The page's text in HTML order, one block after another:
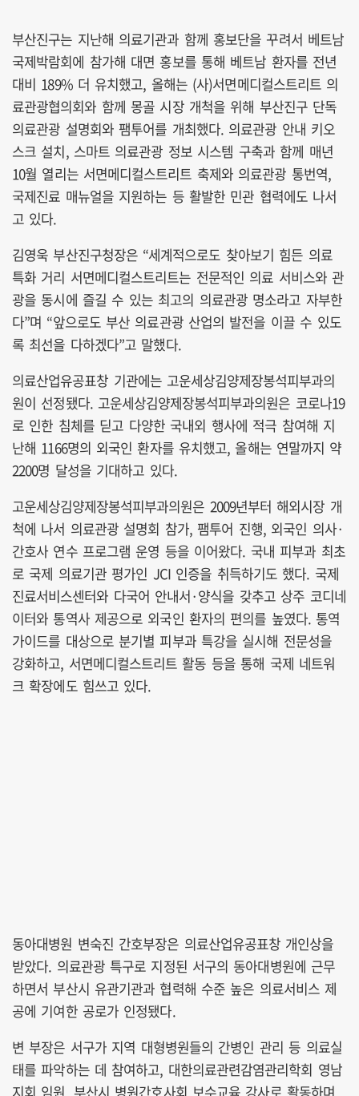
부산진구는 지난해 의료기관과 함께 홍보단을 꾸려서 베트남
국제박람회에 참가해 대면 홍보를 통해 베트남 환자를 전년
대비 189% 더 유치했고, 올해는 (사)서면메디컬스트리트 의
료관광협의회와 함께 몽골 시장 개척을 위해 부산진구 단독
의료관광 설명회와 팸투어를 개최했다. 의료관광 안내 키오
스크 설치, 스마트 의료관광 정보 시스템 구축과 함께 매년
10월 열리는 서면메디컬스트리트 축제와 의료관광 통번역,
국제진료 매뉴얼을 지원하는 등 활발한 민관 협력에도 나서
고 있다.
김영욱 부산진구청장은 “세계적으로도 찾아보기 힘든 의료
특화 거리 서면메디컬스트리트는 전문적인 의료 서비스와 관
광을 동시에 즐길 수 있는 최고의 의료관광 명소라고 자부한
다”며 “앞으로도 부산 의료관광 산업의 발전을 이끌 수 있도
록 최선을 다하겠다”고 말했다.
의료산업유공표창 기관에는 고운세상김양제장봉석피부과의
원이 선정됐다. 고운세상김양제장봉석피부과의원은 코로나19
로 인한 침체를 딛고 다양한 국내외 행사에 적극 참여해 지
난해 1166명의 외국인 환자를 유치했고, 올해는 연말까지 약
2200명 달성을 기대하고 있다.
고운세상김양제장봉석피부과의원은 2009년부터 해외시장 개
척에 나서 의료관광 설명회 참가, 팸투어 진행, 외국인 의사·
간호사 연수 프로그램 운영 등을 이어왔다. 국내 피부과 최초
로 국제 의료기관 평가인 JCI 인증을 취득하기도 했다. 국제
진료서비스센터와 다국어 안내서·양식을 갖추고 상주 코디네
이터와 통역사 제공으로 외국인 환자의 편의를 높였다. 통역
가이드를 대상으로 분기별 피부과 특강을 실시해 전문성을
강화하고, 서면메디컬스트리트 활동 등을 통해 국제 네트워
크 확장에도 힘쓰고 있다.
동아대병원 변숙진 간호부장은 의료산업유공표창 개인상을
받았다. 의료관광 특구로 지정된 서구의 동아대병원에 근무
하면서 부산시 유관기관과 협력해 수준 높은 의료서비스 제
공에 기여한 공로가 인정됐다.
변 부장은 서구가 지역 대형병원들의 간병인 관리 등 의료실
태를 파악하는 데 참여하고, 대한의료관련감염관리학회 영남
지회 임원, 부산시 병원간호사회 보수교육 강사로 활동하며